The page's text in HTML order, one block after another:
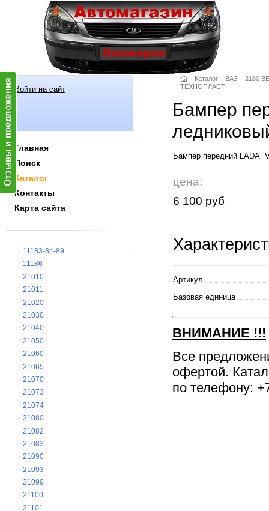
Войти на сайт
Главная
Поиск
Каталог
Контакты
Карта сайта
11183-84-89
11186
21010
21011
21020
21030
21040
21050
21060
21065
21070
21073
21074
21080
21082
21083
21090
21093
21099
21100
21101
– Каталог – ВАЗ – 2180
ТЕХНОПЛАСТ
Бампер
Бампер передний
цена:
6 100 руб
Артикул
Базовая единица
ВНИМАНИЕ !!!
Все
офертой.
по телефону: